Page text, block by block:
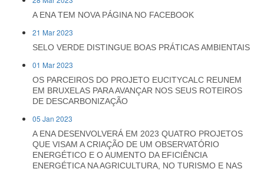
A ENA TEM NOVA PÁGINA NO FACEBOOK
21 Mar 2023
SELO VERDE DISTINGUE BOAS PRÁTICAS AMBIENTAIS
01 Mar 2023
OS PARCEIROS DO PROJETO EUCITYCALC REUNEM
EM BRUXELAS PARA AVANÇAR NOS SEUS ROTEIROS
DE DESCARBONIZAÇÃO
05 Jan 2023
A ENA DESENVOLVERÁ EM 2023 QUATRO PROJETOS
QUE VISAM A CRIAÇÃO DE UM OBSERVATÓRIO
ENERGÉTICO E O AUMENTO DA EFICIÊNCIA
ENERGÉTICA NA AGRICULTURA, NO TURISMO E NAS